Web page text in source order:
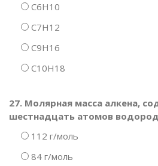
C6H10
C7H12
C9H16
C10H18
27. Молярная масса алкена,
шестнадцать атомов
112 г/моль
84 г/моль